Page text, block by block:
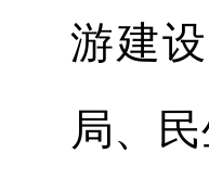
游建
局、